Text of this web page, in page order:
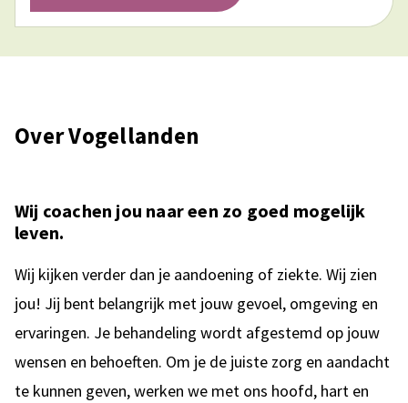
Over Vogellanden
Wij coachen jou naar een zo goed mogelijk
leven.
Wij kijken verder dan je aandoening of ziekte. Wij zien
jou! Jij bent belangrijk met jouw gevoel, omgeving en
ervaringen. Je behandeling wordt afgestemd op jouw
wensen en behoeften. Om je de juiste zorg en aandacht
te kunnen geven, werken we met ons hoofd, hart en